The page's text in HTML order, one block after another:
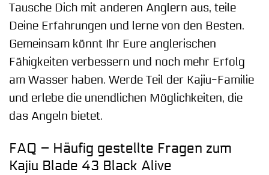
Tausche Dich mit anderen Anglern aus, teile
Deine Erfahrungen und lerne von den Besten.
Gemeinsam könnt Ihr Eure anglerischen
Fähigkeiten verbessern und noch mehr Erfolg
am Wasser haben. Werde Teil der Kajiu-Familie
und erlebe die unendlichen Möglichkeiten, die
das Angeln bietet.
FAQ – Häufig gestellte Fragen zum
Kajiu Blade 43 Black Alive